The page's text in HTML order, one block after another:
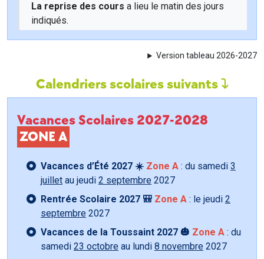
La reprise des cours a lieu le matin des jours
indiqués.
Version tableau 2026-2027
Calendriers scolaires suivants
Vacances Scolaires 2027-2028
ZONE A
Vacances d’Été 2027 ☀️ Zone A : du samedi 3
juillet au jeudi 2 septembre 2027
Rentrée Scolaire 2027 🎒 Zone A : le jeudi 2
septembre 2027
Vacances de la Toussaint 2027 🎃 Zone A : du
samedi 23 octobre au lundi 8 novembre 2027